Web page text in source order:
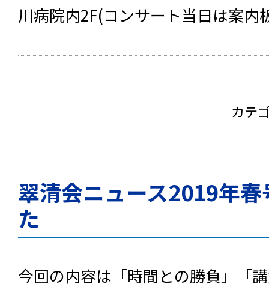
川病院内2F(コンサート当日は案
カテ
翠清会ニュース2019年
た
今回の内容は「時間との勝負」「